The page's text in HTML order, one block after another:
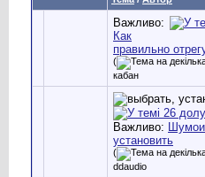
Важливо:
Как
правильно
(
кабан
Важливо:
установить
(
ddaudio